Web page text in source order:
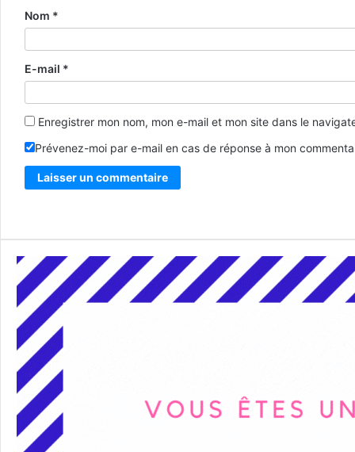
Nom *
E-mail *
Enregistrer mon nom, mon e-mail et mon site dans le
Prévenez-moi par e-mail en cas de réponse à mon